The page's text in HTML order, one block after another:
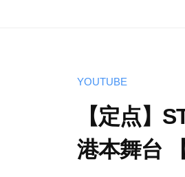
YOUTUBE
【定点】
港本舞台